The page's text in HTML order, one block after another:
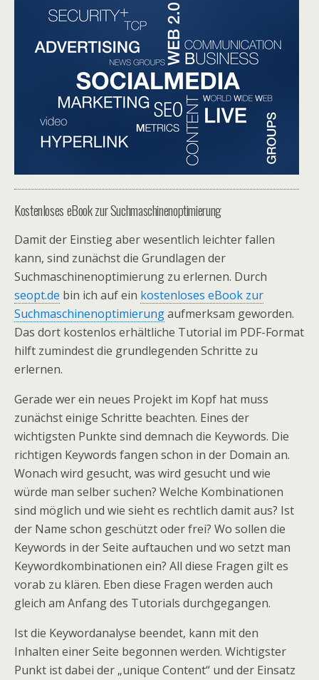
Kostenloses eBook zur Suchmaschinenoptimierung
Damit der Einstieg aber wesentlich leichter fallen
kann, sind zunächst die Grundlagen der
Suchmaschinenoptimierung zu erlernen. Durch
seopt.de bin ich auf ein kostenloses eBook zur
Suchmaschinenoptimierungaufmerksam geworden.
Das dort kostenlos erhältliche Tutorial im PDF-Format
hilft zumindest die grundlegenden Schritte zu
erlernen.
Gerade wer ein neues Projekt im Kopf hat muss
zunächst einige Schritte beachten. Eines der
wichtigsten Punkte sind demnach die Keywords. Die
richtigen Keywords fangen schon in der Domain an.
Wonach wird gesucht, was wird gesucht und wie
würde man selber suchen? Welche Kombinationen
sind möglich und wie sieht es rechtlich damit aus? Ist
der Name schon geschützt oder frei? Wo sollen die
Keywords in der Seite auftauchen und wo setzt man
Keywordkombinationen ein? All diese Fragen gilt es
vorab zu klären. Eben diese Fragen werden auch
gleich am Anfang des Tutorials durchgegangen.
Ist die Keywordanalyse beendet, kann mit den
Inhalten einer Seite begonnen werden. Wichtigster
Punkt ist dabei der „unique Content“ und der Einsatz